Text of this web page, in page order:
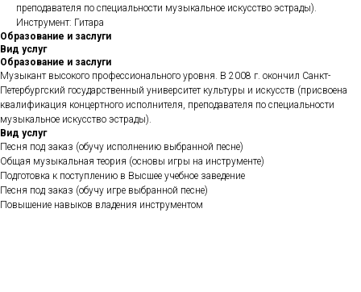
преподавателя по специальности музыкальное искусство эстрады).
Инструмент: Гитара
Образование и заслуги
Вид услуг
Образование и заслуги
Музыкант высокого профессионального уровня. В 2008 г. окончил Санкт-
Петербургский государственный университет культуры и искусств (присвоена
квалификация концертного исполнителя, преподавателя по специальности
музыкальное искусство эстрады).
Вид услуг
Песня под заказ (обучу исполнению выбранной песне)
Общая музыкальная теория (основы игры на инструменте)
Подготовка к поступлению в Высшее учебное заведение
Песня под заказ (обучу игре выбранной песне)
Повышение навыков владения инструментом